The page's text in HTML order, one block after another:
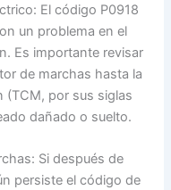
El código P0918
un problema en el
Es importante revisar
de marchas hasta la
(TCM, por sus siglas
dañado o suelto.
Si después de
persiste el código de